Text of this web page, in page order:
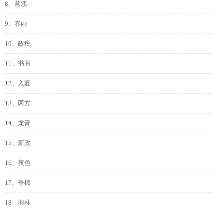
8、蓝溪
9、春雨
10、政税
11、书阁
12、入夏
13、两方
14、龙膏
15、新政
16、夜色
17、脊檩
18、羽林